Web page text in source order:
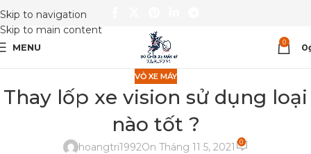
Skip to navigation
Skip to main content
MENU 0 0
VỎ XE MÁY
Thay lốp xe vision sử dụng loại
nào tốt ?
hoangtri1992On Tháng 11 5, 2021 0